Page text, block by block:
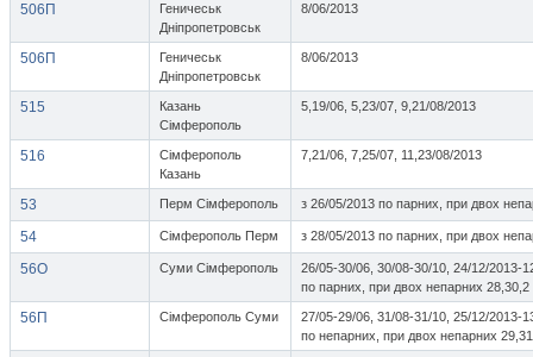
506П
Геничеськ
Дніпропетровськ
8/06/2013
506П
Геничеськ
Дніпропетровськ
8/06/2013
515
Казань
Сімферополь
5,19/06, 5,23/07, 9,21/08/2013
516
Сімферополь
Казань
7,21/06, 7,25/07, 11,23/08/2013
53 Перм Сімферополь з 26/05/2013 по парних, при двох
54 Сімферополь Перм з 28/05/2013 по парних, при двох
56О Суми Сімферополь
26/05-30/06, 30/08-30/10, 24/12/2013-
по парних, при двох непарних 28,30,2
56П Сімферополь Суми
27/05-29/06, 31/08-31/10, 25/12/2013-
по непарних, при двох непарних